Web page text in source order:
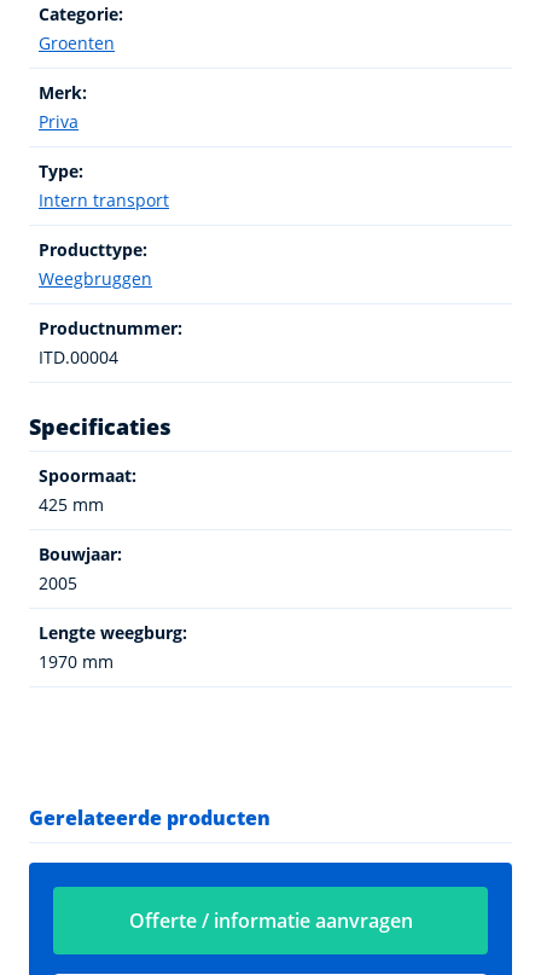
Categorie:
Groenten
Merk:
Priva
Type:
Intern transport
Producttype:
Weegbruggen
Productnummer:
ITD.00004
Specificaties
Spoormaat:
425 mm
Bouwjaar:
2005
Lengte weegburg:
1970 mm
Gerelateerde producten
Offerte / informatie aanvragen